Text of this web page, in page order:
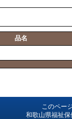
品名
このペー
和歌山県福祉